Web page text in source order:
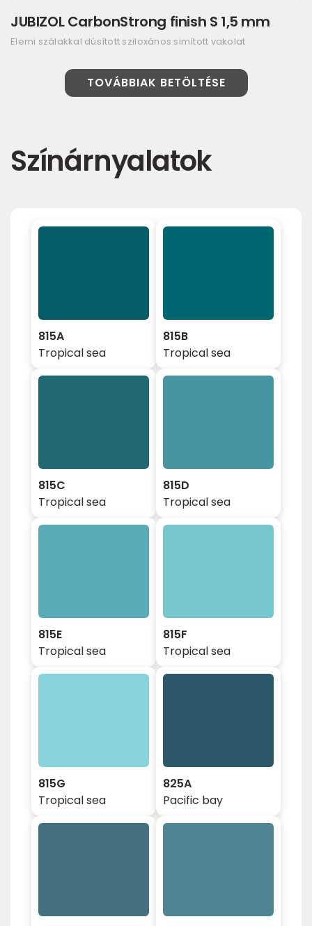
JUBIZOL CarbonStrong finish S 1,5 mm
Elemi szálakkal dúsított sziloxános simított vakolat
TOVÁBBIAK BETÖLTÉSE
Színárnyalatok
815A
Tropical sea
815B
Tropical sea
815C
Tropical sea
815D
Tropical sea
815E
Tropical sea
815F
Tropical sea
815G
Tropical sea
825A
Pacific bay